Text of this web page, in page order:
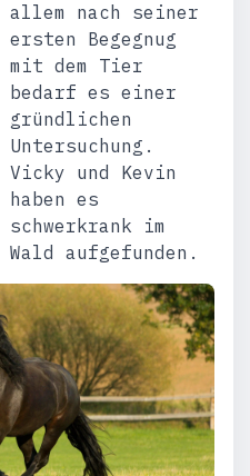
allem nach seiner
ersten Begegnug
mit dem Tier
bedarf es einer
gründlichen
Untersuchung.
Vicky und Kevin
haben es
schwerkrank im
Wald aufgefunden.